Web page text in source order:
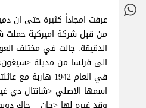
من قبل شركة اميركية حملت
الدقيقة. جالت في مختلف
الى فرنسا من مدينة
في العام 1942
اسمها الاصلي <شانتال دي